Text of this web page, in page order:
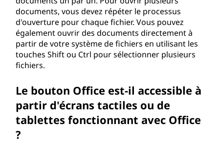
documents, vous devez répéter le processus
d'ouverture pour chaque fichier. Vous pouvez
également ouvrir des documents directement à
partir de votre système de fichiers en utilisant les
touches Shift ou Ctrl pour sélectionner plusieurs
fichiers.
Le bouton Office est-il accessible à
partir d'écrans tactiles ou de
tablettes fonctionnant avec Office
?